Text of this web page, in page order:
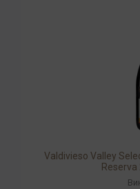
Valdivieso Valley
Reserva